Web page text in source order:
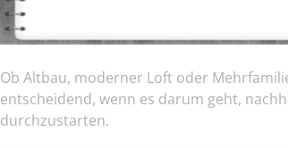
Ob Altbau, moderner Loft oder
entscheidend, wenn es darum geht,
durchzustarten.